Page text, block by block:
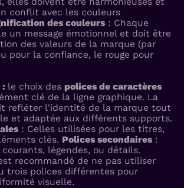
conflit avec les couleurs
des couleurs: Chaque
un message émotionnel et doit être
des valeurs de la marque (par
pour la confiance, le rouge pour
: le choix des polices de caractères
clé de la ligne graphique. La
refléter l'identité de la marque tout
et adaptée aux différents supports.
: Celles utilisées pour les titres,
clés. Polices secondaires:
légendes, ou détails.
recommandé de ne pas utiliser
trois polices différentes pour
visuelle.